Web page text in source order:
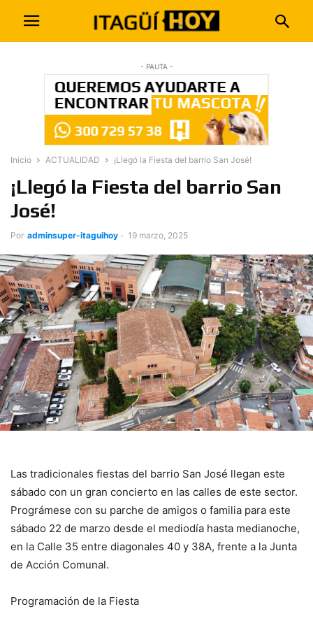
- PAUTA -
Inicio ACTUALIDAD ¡Llegó la Fiesta del barrio San José!
¡Llegó la Fiesta del barrio San
José!
Por adminsuper-itaguihoy - 19 marzo, 2025
Las tradicionales fiestas del barrio San José llegan este
sábado con un gran concierto en las calles de este sector.
Prográmese con su parche de amigos o familia para este
sábado 22 de marzo desde el mediodía hasta medianoche,
en la Calle 35 entre diagonales 40 y 38A, frente a la Junta
de Acción Comunal.
Programación de la Fiesta